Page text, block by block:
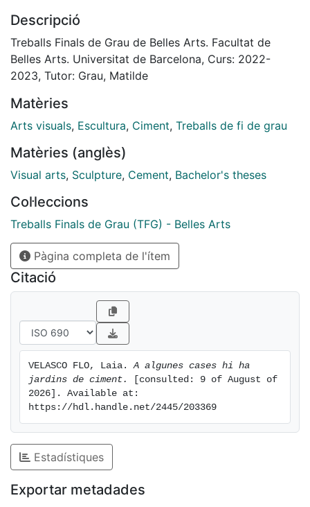
a través del seu material, de l’expansió urbanística a
l’actual especulació. La visió d’una fàbrica em porta al
ciment, a pensar en les persones que vivien allà i en
tot el que es va construir amb aquella matèria. Utilitzo
fer i desfer van de la mà.
[eng] An open and incomplete pattern allows me to
there. Lliris i palmetes, model 96 is the reinterpretation
of a known floor that somehow tells me a story about
development to today’s real estate speculation. The
image of a factory guides me towards cement, the
people who lived there and everything that was built
out of that matter. I use cement to create this
ephemeral installation in which doing and undoing go
hand by hand.
Descripció
Treballs Finals de Grau de Belles Arts. Facultat de
Belles Arts. Universitat de Barcelona, Curs: 2022-
2023, Tutor: Grau, Matilde
Matèries
Arts visuals, Escultura, Ciment, Treballs de fi de grau
Matèries (anglès)
Visual arts, Sculpture, Cement, Bachelor's theses
Col·leccions
Treballs Finals de Grau (TFG) - Belles Arts
Pàgina completa de l'ítem
Citació
VELASCO FLO, Laia. A algunes cases hi ha
jardins de ciment.
[consulted: 9 of August of
2026]. Available at:
https://hdl.handle.net/2445/203369
Estadístiques
Exportar metadades